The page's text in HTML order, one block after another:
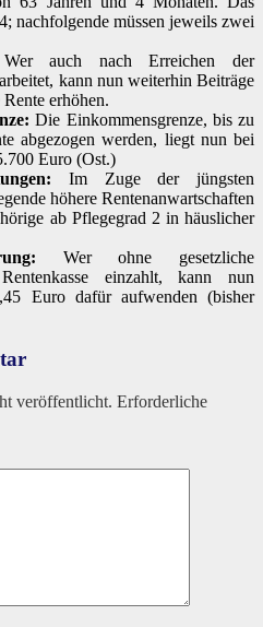
nachfolgende müssen jeweils zwei
auch nach Erreichen der
kann nun weiterhin Beiträge
erhöhen.
Die Einkommensgrenze, bis zu
abgezogen werden, liegt nun bei
Euro (Ost.)
Im Zuge der jüngsten
höhere Rentenanwartschaften
ab Pflegegrad 2 in häuslicher
Wer ohne gesetzliche
einzahlt, kann nun
Euro dafür aufwenden (bisher
veröffentlicht. Erforderliche